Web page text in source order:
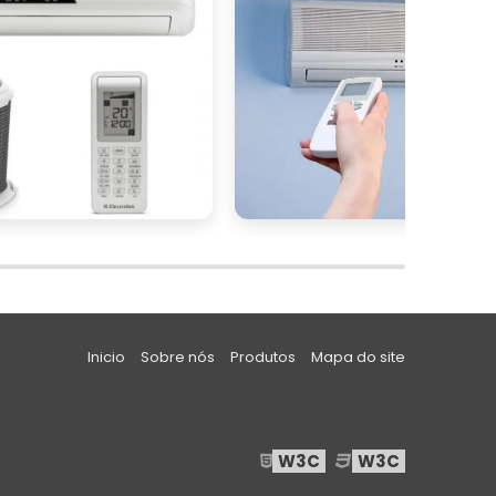
Inicio Sobre nós Produtos Mapa do site
W3C W3C